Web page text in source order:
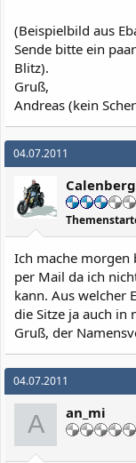
(Beispielbild aus
Sende bitte ein
Blitz).
Gruß,
Andreas (kein
04.07.2011
Ich mache morgen
per Mail da ich
kann. Aus welcher
die Sitze ja auch in
Gruß, der
04.07.2011
A an_mi